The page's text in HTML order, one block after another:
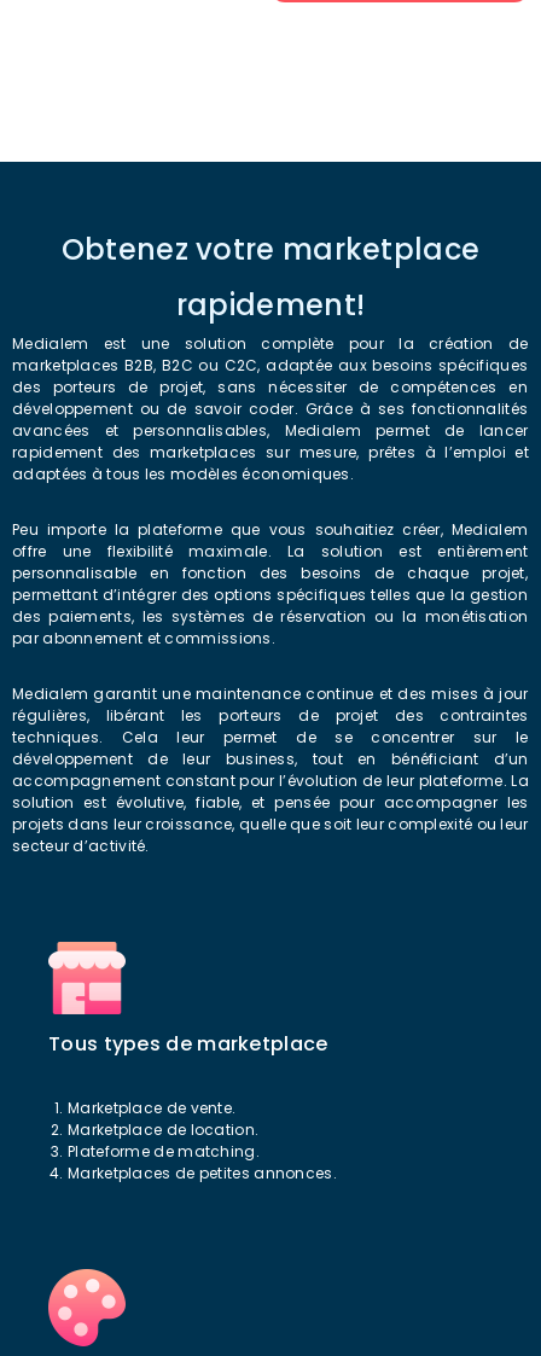
Obtenez votre marketplace
rapidement!
Medialem est une solution complète pour la création de
marketplaces B2B, B2C ou C2C, adaptée aux besoins spécifiques
des porteurs de projet, sans nécessiter de compétences en
développement ou de savoir coder. Grâce à ses fonctionnalités
avancées et personnalisables, Medialem permet de lancer
rapidement des marketplaces sur mesure, prêtes à l’emploi et
adaptées à tous les modèles économiques.
Peu importe la plateforme que vous souhaitiez créer, Medialem
offre une flexibilité maximale. La solution est entièrement
personnalisable en fonction des besoins de chaque projet,
permettant d’intégrer des options spécifiques telles que la gestion
des paiements, les systèmes de réservation ou la monétisation
par abonnement et commissions.
Medialem garantit une maintenance continue et des mises à jour
régulières, libérant les porteurs de projet des contraintes
techniques. Cela leur permet de se concentrer sur le
développement de leur business, tout en bénéficiant d’un
accompagnement constant pour l’évolution de leur plateforme. La
solution est évolutive, fiable, et pensée pour accompagner les
projets dans leur croissance, quelle que soit leur complexité ou leur
secteur d’activité.
Tous types de marketplace
Marketplace de vente.
Marketplace de location.
Plateforme de matching.
Marketplaces de petites annonces.